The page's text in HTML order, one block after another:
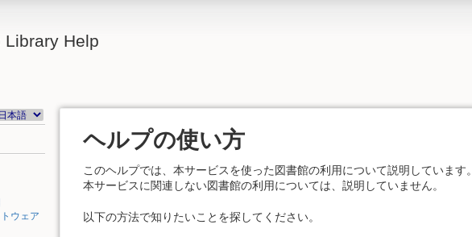
Library Help
ウェア
ヘルプの使い方
このヘルプでは、本サービスを使った図書館の利用について説明しています。
本サービスに関連しない図書館の利用については、説明していません。
以下の方法で知りたいことを探してください。